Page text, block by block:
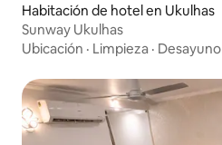
Habitación de hotel en Ukulhas
Sunway Ukulhas
Ubicación · Limpieza · Desayuno